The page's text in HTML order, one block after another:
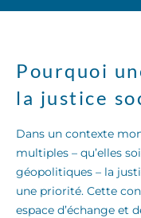
Pourquoi
la justice
Dans un contexte
multiples – qu’elles
géopolitiques – la
une priorité. Cette
espace d’échange et